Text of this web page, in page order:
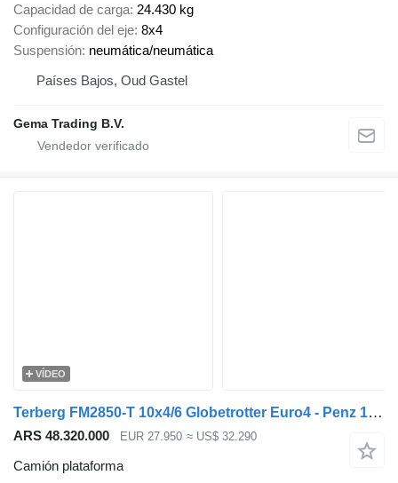
Capacidad de carga 24.430 kg
Configuración del eje 8x4
Suspensión neumática/neumática
Países Bajos, Oud Gastel
Gema Trading B.V.
VÍDEO
Terberg FM2850-T 10x4/6 Globetrotter Euro4 - Penz 16200HL + Grab - Contr
ARS 48.320.000 EUR 27.950 ≈ US$ 32.290
Camión plataforma